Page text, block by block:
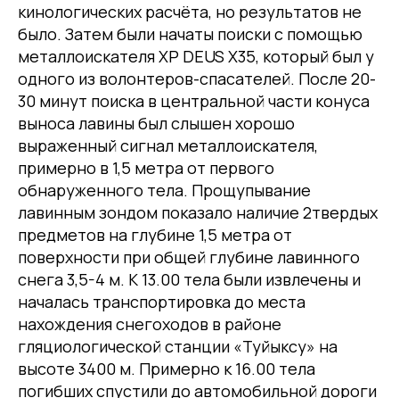
кинологических расчёта, но результатов не
было. Затем были начаты поиски с помощью
металлоискателя XP DEUS X35, который был у
одного из волонтеров-спасателей. После 20-
30 минут поиска в центральной части конуса
выноса лавины был слышен хорошо
выраженный сигнал металлоискателя,
примерно в 1,5 метра от первого
обнаруженного тела. Прощупывание
лавинным зондом показало наличие 2твердых
предметов на глубине 1,5 метра от
поверхности при общей глубине лавинного
снега 3,5-4 м. К 13.00 тела были извлечены и
началась транспортировка до места
нахождения снегоходов в районе
гляциологической станции «Туйыксу» на
высоте 3400 м. Примерно к 16.00 тела
погибших спустили до автомобильной дороги